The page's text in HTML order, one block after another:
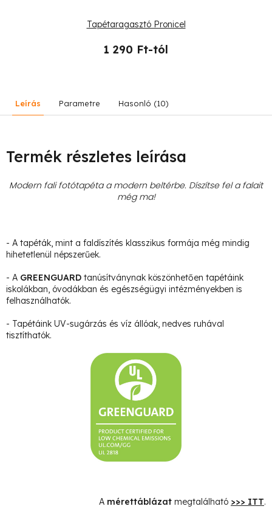
Tapétaragasztó Pronicel
1 290 Ft-tól
Leírás Parametre Hasonló (10)
Termék részletes leírása
Modern fali fotótapéta a modern beltérbe. Díszítse fel a falait
még ma!
- A tapéták, mint a faldíszítés klasszikus formája még mindig
hihetetlenül népszerűek.
- A GREENGUARD tanúsítványnak köszönhetően tapétáink
iskolákban, óvodákban és egészségügyi intézményekben is
felhasználhatók.
- Tapétáink UV-sugárzás és víz állóak, nedves ruhával
tisztíthatók.
A mérettáblázat megtalálható >>> ITT.